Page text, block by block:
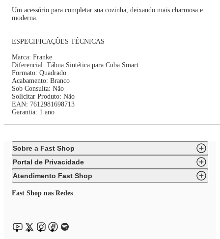
Um acessório para completar sua cozinha, deixando mais charmosa e
moderna.
ESPECIFICAÇÕES TÉCNICAS
Marca: Franke
Diferencial: Tábua Sintética para Cuba Smart
Formato: Quadrado
Acabamento: Branco
Sob Consulta: Não
Solicitar Produto: Não
EAN: 7612981698713
Garantia: 1 ano
Sobre a Fast Shop
Portal de Privacidade
Atendimento Fast Shop
Fast Shop nas Redes